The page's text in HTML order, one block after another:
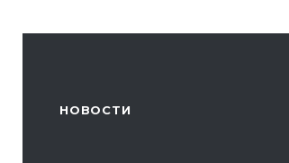
НОВОСТИ